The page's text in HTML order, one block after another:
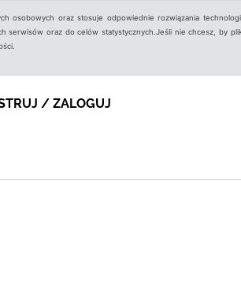
osobowych oraz stosuje odpowiednie rozwiązania
oraz do celów statystycznych.Jeśli nie chcesz, by
/ ZALOGUJ